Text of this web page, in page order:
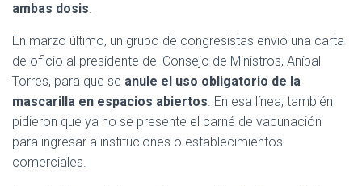
ambas dosis.
En marzo último, un grupo de congresistas envió una carta
de oficio al presidente del Consejo de Ministros, Aníbal
Torres, para que se anule el uso obligatorio de la
mascarilla en espacios abiertos. En esa línea, también
pidieron que ya no se presente el carné de vacunación
para ingresar a instituciones o establecimientos
comerciales.